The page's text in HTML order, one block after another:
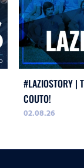
#LAZIOSTORY |
COUTO!
02.08.26